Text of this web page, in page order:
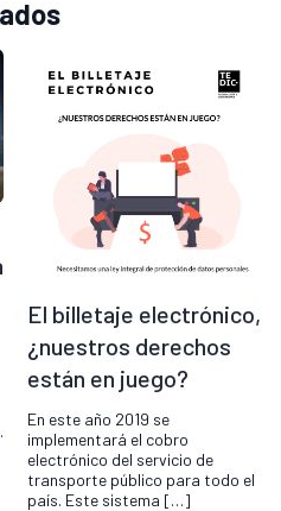
El billetaje electrónico,
¿nuestros derechos
están en juego?
En este año 2019 se
implementará el cobro
electrónico del servicio de
transporte público para todo el
país. Este sistema […]